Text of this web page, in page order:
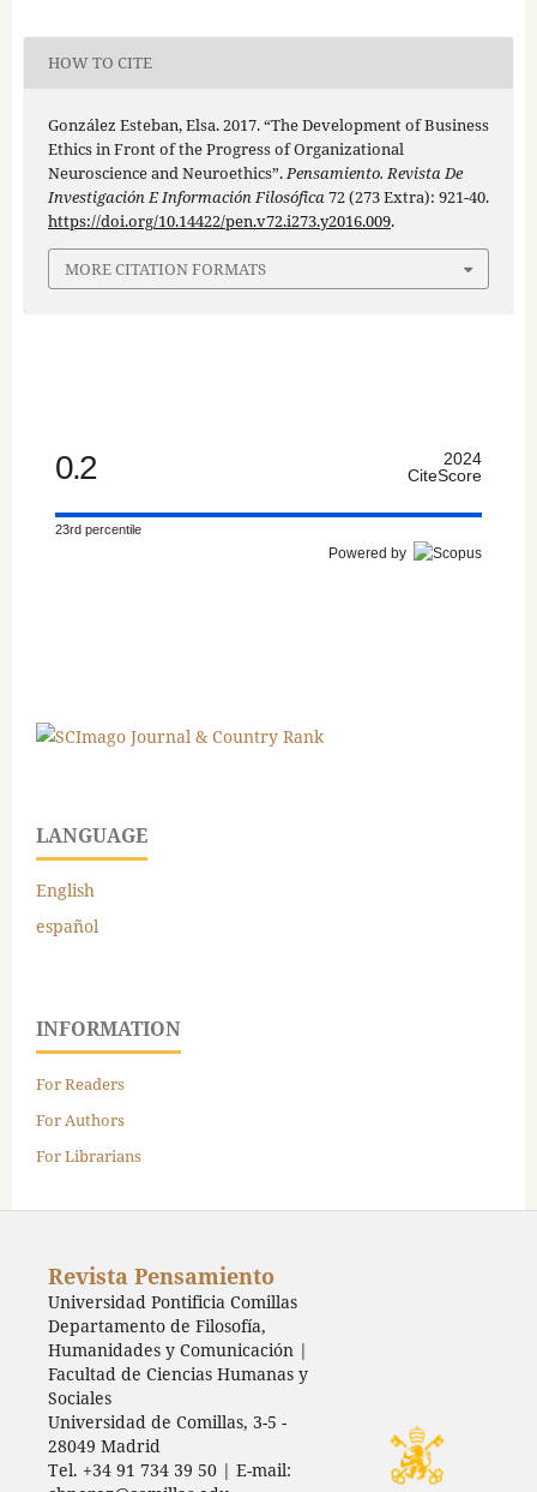
HOW TO CITE
González Esteban, Elsa. 2017. “The Development of Business
Ethics in Front of the Progress of Organizational
Neuroscience and Neuroethics”. Pensamiento. Revista De
Investigación E Información Filosófica 72 (273 Extra): 921-40.
https://doi.org/10.14422/pen.v72.i273.y2016.009.
MORE CITATION FORMATS
0.2
2024
CiteScore
23rd percentile
Powered by
LANGUAGE
English
español
INFORMATION
For Readers
For Authors
For Librarians
Revista Pensamiento
Universidad Pontificia Comillas
Departamento de Filosofía,
Humanidades y Comunicación |
Facultad de Ciencias Humanas y
Sociales
Universidad de Comillas, 3-5 -
28049 Madrid
Tel. +34 91 734 39 50 | E-mail: